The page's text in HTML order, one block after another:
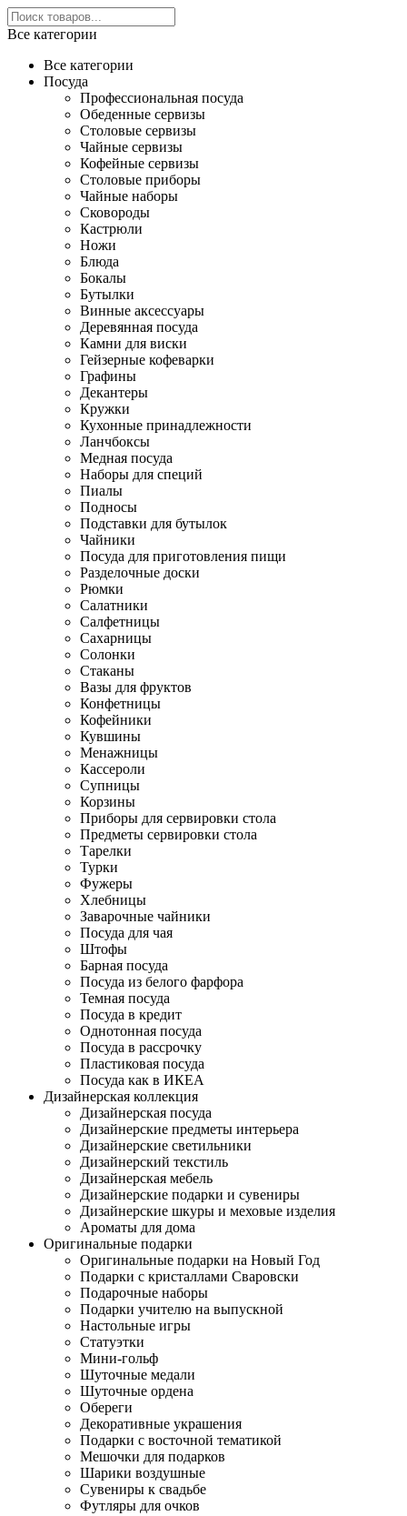
Все категории
Все категории
Посуда
Профессиональная посуда
Обеденные сервизы
Столовые сервизы
Чайные сервизы
Кофейные сервизы
Столовые приборы
Чайные наборы
Сковороды
Кастрюли
Ножи
Блюда
Бокалы
Бутылки
Винные аксессуары
Деревянная посуда
Камни для виски
Гейзерные кофеварки
Графины
Декантеры
Кружки
Кухонные принадлежности
Ланчбоксы
Медная посуда
Наборы для специй
Пиалы
Подносы
Подставки для бутылок
Чайники
Посуда для приготовления пищи
Разделочные доски
Рюмки
Салатники
Салфетницы
Сахарницы
Солонки
Стаканы
Вазы для фруктов
Конфетницы
Кофейники
Кувшины
Менажницы
Кассероли
Супницы
Корзины
Приборы для сервировки стола
Предметы сервировки стола
Тарелки
Турки
Фужеры
Хлебницы
Заварочные чайники
Посуда для чая
Штофы
Барная посуда
Посуда из белого фарфора
Темная посуда
Посуда в кредит
Однотонная посуда
Посуда в рассрочку
Пластиковая посуда
Посуда как в ИКЕА
Дизайнерская коллекция
Дизайнерская посуда
Дизайнерские предметы интерьера
Дизайнерские светильники
Дизайнерский текстиль
Дизайнерская мебель
Дизайнерские подарки и сувениры
Дизайнерские шкуры и меховые изделия
Ароматы для дома
Оригинальные подарки
Оригинальные подарки на Новый Год
Подарки с кристаллами Сваровски
Подарочные наборы
Подарки учителю на выпускной
Настольные игры
Статуэтки
Мини-гольф
Шуточные медали
Шуточные ордена
Обереги
Декоративные украшения
Подарки с восточной тематикой
Мешочки для подарков
Шарики воздушные
Сувениры к свадьбе
Футляры для очков